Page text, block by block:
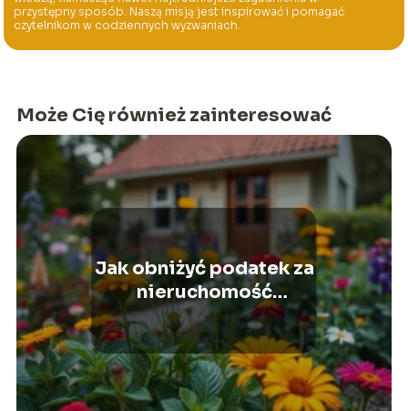
przystępny sposób. Naszą misją jest inspirować i pomagać
czytelnikom w codziennych wyzwaniach.
Może Cię również zainteresować
Jak obniżyć podatek za
nieruchomość
gruntową?